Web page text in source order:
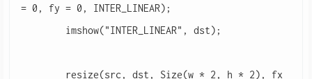
= 0, fy = 0, INTER_LINEAR);